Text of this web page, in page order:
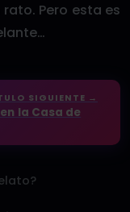
Pero esta es
SIGUIENTE →
la Casa de